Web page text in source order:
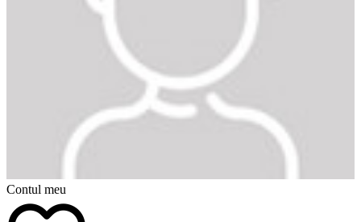
Contul meu